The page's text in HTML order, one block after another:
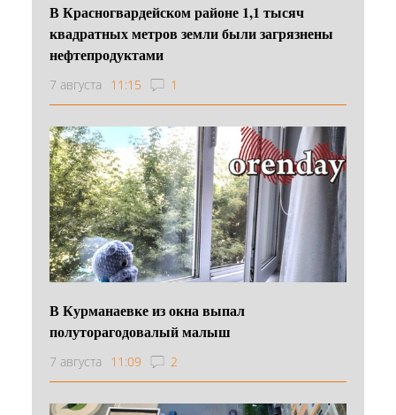
В Красногвардейском районе 1,1 тысяч
квадратных метров земли были загрязнены
нефтепродуктами
7 августа 11:15 1
В Курманаевке из окна выпал
полуторагодовалый малыш
7 августа 11:09 2